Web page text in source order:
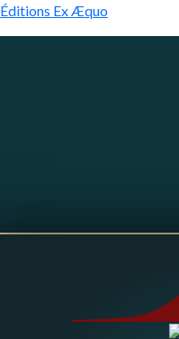
Éditions Ex Æquo